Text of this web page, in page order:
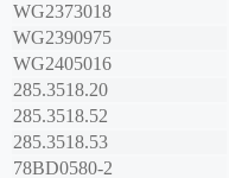
WG2373018
WG2390975
WG2405016
285.3518.20
285.3518.52
285.3518.53
78BD0580-2